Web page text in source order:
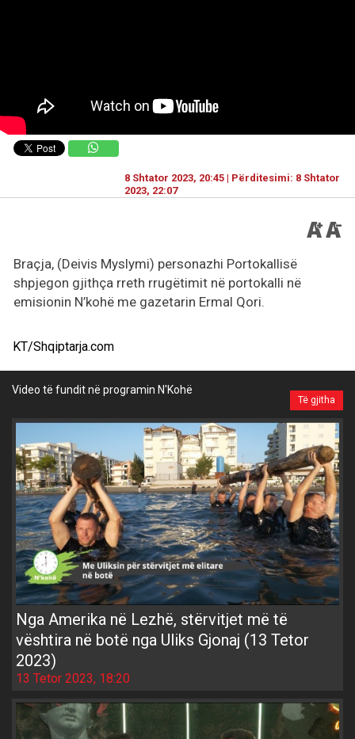
8 Shtator 2023, 20:45 | Përditesimi: 8 Shtator
2023, 22:07
Braçja, (Deivis Myslymi) personazhi Portokallisë
shpjegon gjithça rreth rrugëtimit në portokalli në
emisionin N’kohë me gazetarin Ermal Qori.
KT/Shqiptarja.com
Video të fundit në programin N'Kohë
Të gjitha
Nga Amerika në Lezhë, stërvitjet më të
vështira në botë nga Uliks Gjonaj (13 Tetor
2023)
13 Tetor 2023, 18:20